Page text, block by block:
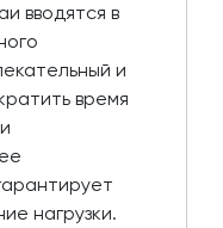
вводятся в
и
время
нагрузки.